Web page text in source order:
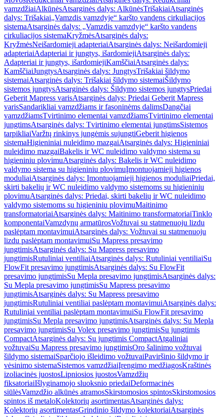
vamzdžiaiAlkūnėsAtsarginės dalys: AlkūnėsTrišakiaiAtsarginės
dalys: Trišakiai„Vamzdis vamzdyje“ karšto vandens cirkuliacijos
sistemaAtsarginės dalys: „Vamzdis vamzdyje“ karšto vandens
cirkuliacijos sistemaKryžmėsAtsarginės dalys:
KryžmėsNeišardomieji adapteriaiAtsarginės dalys: Neišardomieji
adapteriaiAdapteriai ir jungtys, išardomiejiAtsarginės dalys:
Adapteriai ir jungtys, išardomiejiKamščiaiAtsarginės dalys:
KamščiaiJungtysAtsarginės dalys: JungtysTrišakiai šildymo
sistemaiAtsarginės dalys: Trišakiai šildymo sistemaiŠildymo
sistemos jungtysAtsarginės dalys: Šildymo sistemos jungtysPriedai
Geberit Mapress varisAtsarginės dalys: Priedai Geberit Mapress
varisSandarikliai vamzdžiams ir fasoninėms dalimsDangčiai
vamzdžiamsTvirtinimo elementai vamzdžiamsTvirtinimo elementai
jungtimsAtsarginės dalys: Tvirtinimo elementai jungtimsSistemos
tarpikliaiVaržtų rinkinys jungėmis sujungtiGeberit higienos
sistemaHigieniniai nuleidimo mazgaiAtsarginės dalys: Higieniniai
nuleidimo mazgaiBakelis ir WC nuleidimo valdymo sistema su
higieniniu plovimuAtsarginės dalys: Bakelis ir WC nuleidimo
valdymo sistema su higieniniu plovimuĮmontuojamieji higienos
moduliaiAtsarginės dalys: Įmontuojamieji higienos moduliaiPriedai,
skirti bakelių ir WC nuleidimo valdymo sistemoms su higieniniu
plovimuAtsarginės dalys: Priedai, skirti bakelių ir WC nuleidimo
valdymo sistemoms su higieniniu plovimuMaitinimo
transformatoriaiAtsarginės dalys: Maitinimo transformatoriaiTinklo
komponentaiVamzdynų armatūrosVožtuvai su statmenuoju lizdu
paslėptam montavimuiAtsarginės dalys: Vožtuvai su statmenuoju
lizdu paslėptam montavimuiSu Mapress presavimo
jungtimisAtsarginės dalys: Su Mapress presavimo
jungtimisRutuliniai ventiliaiAtsarginės dalys: Rutuliniai ventiliaiSu
FlowFit presavimo jungtimisAtsarginės dalys: Su FlowFit
presavimo jungtimisSu Mepla presavimo jungtimisAtsarginės dalys:
Su Mepla presavimo jungtimisSu Mapress presavimo
jungtimisAtsarginės dalys: Su Mapress presavimo
jungtimisRutuliniai ventiliai paslėptam montavimuiAtsarginės dalys:
Rutuliniai ventiliai paslėptam montavimuiSu FlowFit presavimo
jungtimisSu Mepla presavimo jungtimisAtsarginės dalys: Su Mepla
presavimo jungtimisSu Volex presavimo jungtimisSu jungtimis
CompactAtsarginės dalys: Su jungtimis CompactAtgaliniai
vožtuvaiSu Mapress presavimo jungtimisOro šalinimo vožtuvai
šildymo sistemaiSparčiojo išleidimo vožtuvaiPaviršinio šildymo ir
vėsinimo sistemaSistemos vamzdžiaiĮrengimo medžiagosKraštinės
izoliacinės juostosLipniosios juostosVamzdžių
fiksatoriaiIšlyginamojo sluoksnio priedaiDeformacinės
siūlėsVamzdžio alkūnės atramosSkirstomosios spintosSkirstomosios
spintos iš metaloKolektorių asortimentasAtsarginės dalys:
Kolektorių asortimentasGrindinio šildymo kolektoriaiAtsarginės